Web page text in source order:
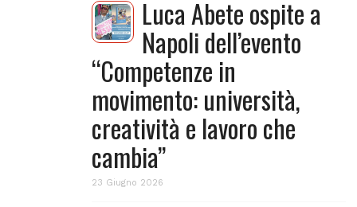
Luca Abete ospite a
Napoli dell’evento
“Competenze in
movimento: università,
creatività e lavoro che
cambia”
23 Giugno 2026